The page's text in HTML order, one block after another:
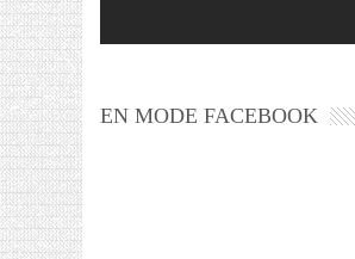
EN MODE FACEBOOK